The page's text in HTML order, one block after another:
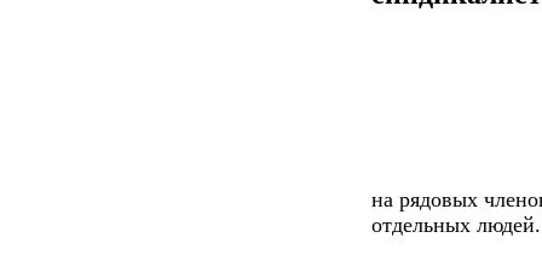
на рядовых
отдельных людей.